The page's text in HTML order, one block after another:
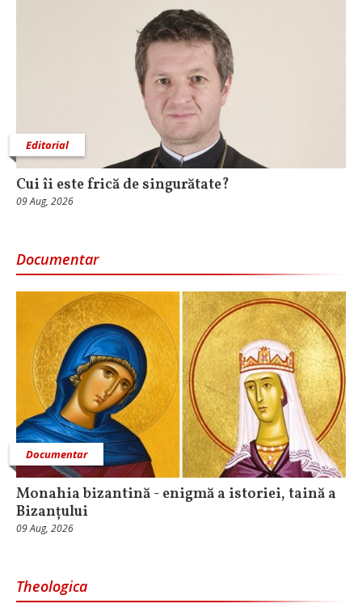
Editorial
Cui îi este frică de singurătate?
09 Aug, 2026
Documentar
Documentar
Monahia bizantină - enigmă a istoriei, taină a
Bizanțului
09 Aug, 2026
Theologica